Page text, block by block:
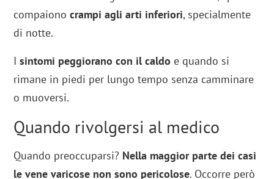
compaionocrampi agli arti inferiori, specialmente
di notte.
Isintomi peggiorano con il caldo e quando si
rimane in piedi per lungo tempo senza camminare
o muoversi.
Quando rivolgersi al medico
Quando preoccuparsi? Nella maggior parte dei casi
le vene varicose non sono pericolose. Occorre però